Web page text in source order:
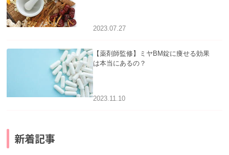
2023.07.27
【薬剤師監修】ミヤBM錠に痩せる効果
は本当にあるの？
2023.11.10
新着記事